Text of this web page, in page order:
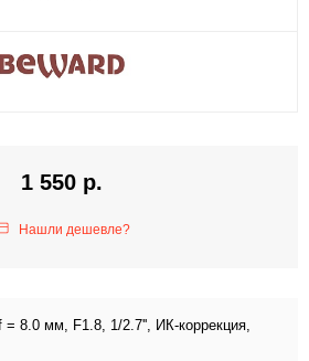
1 550 р.
Нашли дешевле?
8.0 мм, F1.8, 1/2.7'', ИК-коррекция,